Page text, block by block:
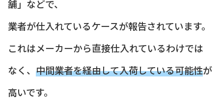
舗」などで、
業者が仕入れているケースが報告されています。
これはメーカーから直接仕入れているわけでは
なく、 中間業者を経由して入荷している可能性が
高いです。